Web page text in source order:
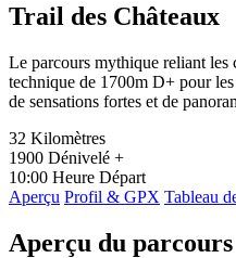
Trail des Châteaux
Le parcours mythique reliant
technique de 1700m D+ pour
de sensations fortes et de
32 Kilomètres
1900 Dénivelé +
10:00 Heure Départ
Aperçu Profil & GPX Tableau
Aperçu du parcours